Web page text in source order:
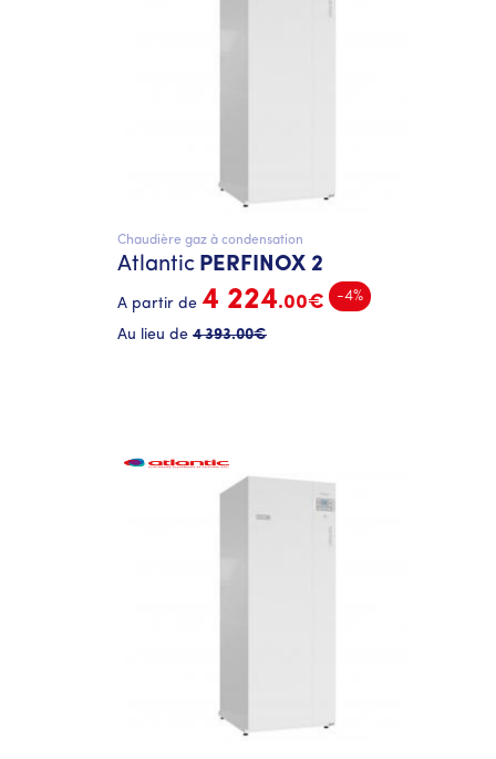
Chaudière gaz à condensation
Atlantic PERFINOX 2
A partir de 4 224.00€ -4%
Au lieu de 4 393.00€